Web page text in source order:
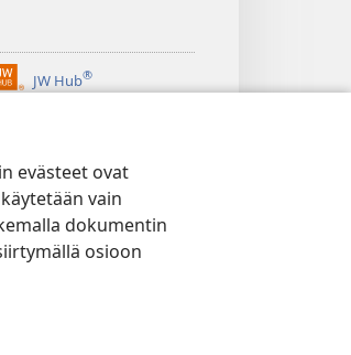
evästeet ovat
vain
dokumentin
osioon
JW Hub®